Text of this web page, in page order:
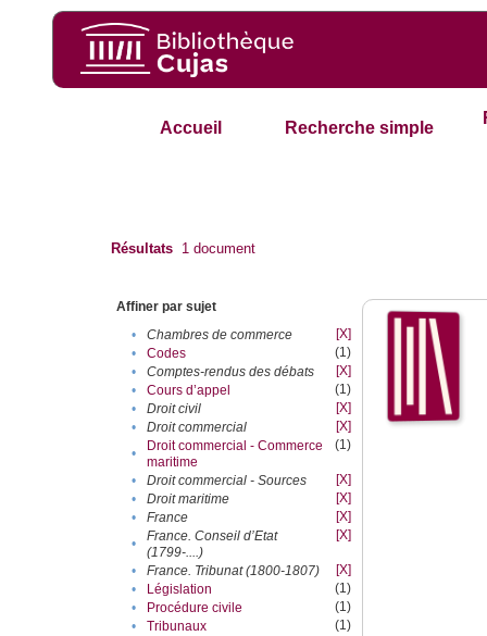
Accueil Recherche simple
Résultats 1 document
Affiner par sujet
•
Chambres de commerce
[X]
•
Codes
(1)
•
Comptes-rendus des débats
[X]
•
Cours d’appel
(1)
•
Droit civil
[X]
•
Droit commercial
[X]
•
Droit commercial - Commerce
maritime
(1)
• Droit commercial - Sources
[X]
•
Droit maritime
[X]
•
France
[X]
•
France. Conseil d’Etat
(1799-....)
[X]
• France. Tribunat (1800-1807)
[X]
•
Législation
(1)
•
Procédure civile
(1)
•
Tribunaux
(1)